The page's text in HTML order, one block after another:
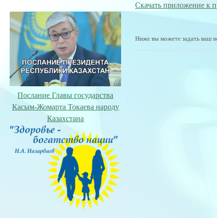
Послание Главы государства
Касым-Жомарта Токаева народу
Казахстана
Скачать приложение к
Ниже вы можете задать ваш